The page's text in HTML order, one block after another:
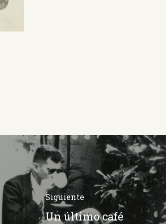
Siguiente
Un último café